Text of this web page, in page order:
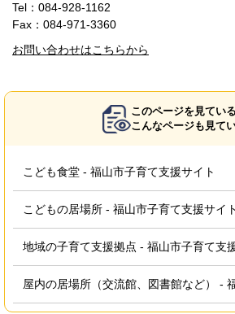
Tel：084-928-1162
Fax：084-971-3360
お問い合わせはこちらから
このページを見てい
こんなページも見て
こども食堂 - 福山市子育て支援サイト
こどもの居場所 - 福山市子育て支援サイト
地域の子育て支援拠点 - 福山市子育て支